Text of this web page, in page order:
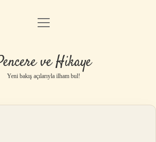
Anasayfa
Yasal Uyarı
menüyü
ve Hikaye
Yeni bakış açılarıyla ilham bul!